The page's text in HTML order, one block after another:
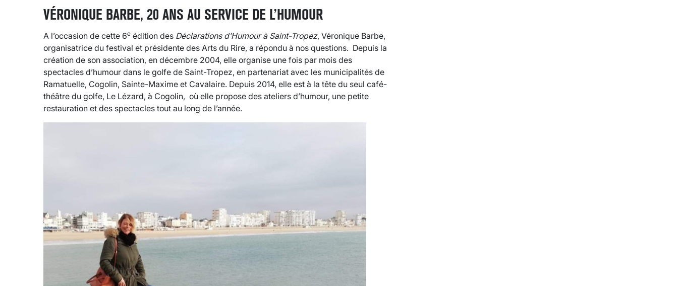
VÉRONIQUE BARBE, 20 ANS AU SERVICE DE L’HUMOUR
A l’occasion de cette 6e édition des Déclarations d’Humour à Saint-Tropez, Véronique Barbe,
organisatrice du festival et présidente des Arts du Rire, a répondu à nos questions. Depuis la
création de son association, en décembre 2004, elle organise une fois par mois des
spectacles d’humour dans le golfe de Saint-Tropez, en partenariat avec les municipalités de
Ramatuelle, Cogolin, Sainte-Maxime et Cavalaire. Depuis 2014, elle est à la tête du seul café-
théâtre du golfe, Le Lézard, à Cogolin, où elle propose des ateliers d’humour, une petite
restauration et des spectacles tout au long de l’année.